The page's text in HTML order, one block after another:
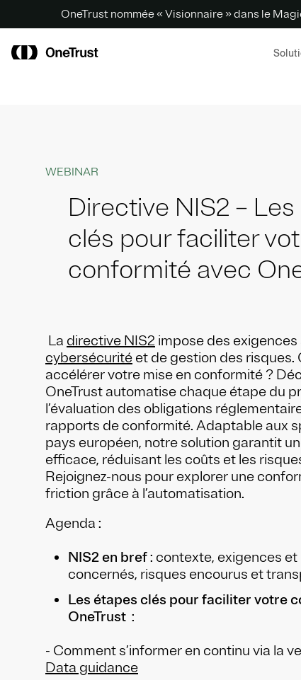
OneTrust nommée « Visionnaire » dans le
WEBINAR
Directive NIS2 –
clés pour faciliter
conformité avec
La directive NIS2 impose des
cybersécurité et de gestion des
accélérer votre mise en conformité ?
OneTrust automatise chaque étape du
l’évaluation des obligations
rapports de conformité. Adaptable aux
pays européen, notre solution garantit
efficace, réduisant les coûts et les
Rejoignez-nous pour explorer une
friction grâce à l’automatisation.
Agenda :
NIS2 en bref: contexte, exigences
concernés, risques encourus et
Les étapes clés pour faciliter votre
OneTrust :
- Comment s’informer en continu via la
Data guidance